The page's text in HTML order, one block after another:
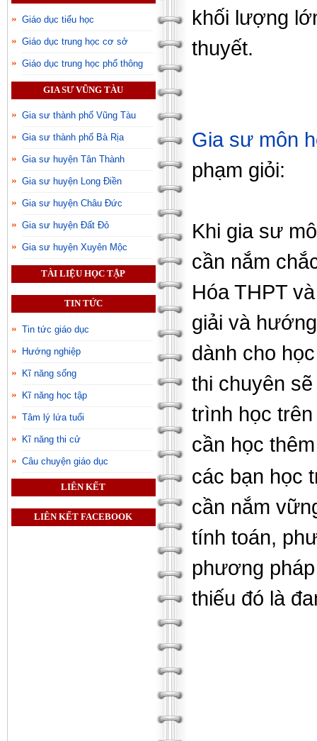
Giáo dục tiểu học
Giáo dục trung học cơ sở
Giáo dục trung học phổ thông
GIA SƯ VŨNG TÀU
Gia sư thành phố Vũng Tàu
Gia sư thành phố Bà Rịa
Gia sư huyện Tân Thành
Gia sư huyện Long Điền
Gia sư huyện Châu Đức
Gia sư huyện Đất Đỏ
Gia sư huyện Xuyên Mộc
TÀI LIỆU HỌC TẬP
TIN TỨC
Tin tức giáo dục
Hướng nghiệp
Kĩ năng sống
Kĩ năng học tập
Tâm lý lứa tuổi
Kĩ năng thi cử
Câu chuyện giáo dục
LIÊN KẾT
LIÊN KẾT FACEBOOK
khối lượng
thuyết.
Gia sư môn
phạm giỏi:
Khi gia sư
cần nắm
Hóa THPT
giải và
dành cho
thi chuyên
trình học
cần học
các bạn học
cần nắm
tính toán,
phương
thiếu đó là